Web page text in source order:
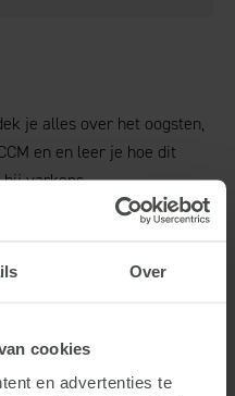
Over
cookies
en advertenties te
je alles over het oogsten,
en en leer je hoe dit
varkens.